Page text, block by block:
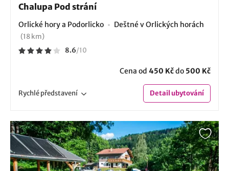
Chalupa Pod strání
Orlické hory a Podorlicko Deštné v Orlických horách
(18 km)
8.6/10
Cena od 450 Kčdo 500 Kč
Rychlépředstavení Detailubytování